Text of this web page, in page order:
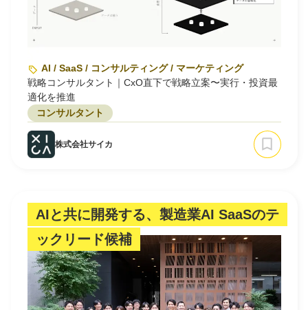
AI / SaaS / コンサルティング / マーケティング
戦略コンサルタント｜CxO直下で戦略立案〜実行・投資最
適化を推進
コンサルタント
株式会社サイカ
AIと共に開発する、製造業AI SaaSのテ
ックリード候補